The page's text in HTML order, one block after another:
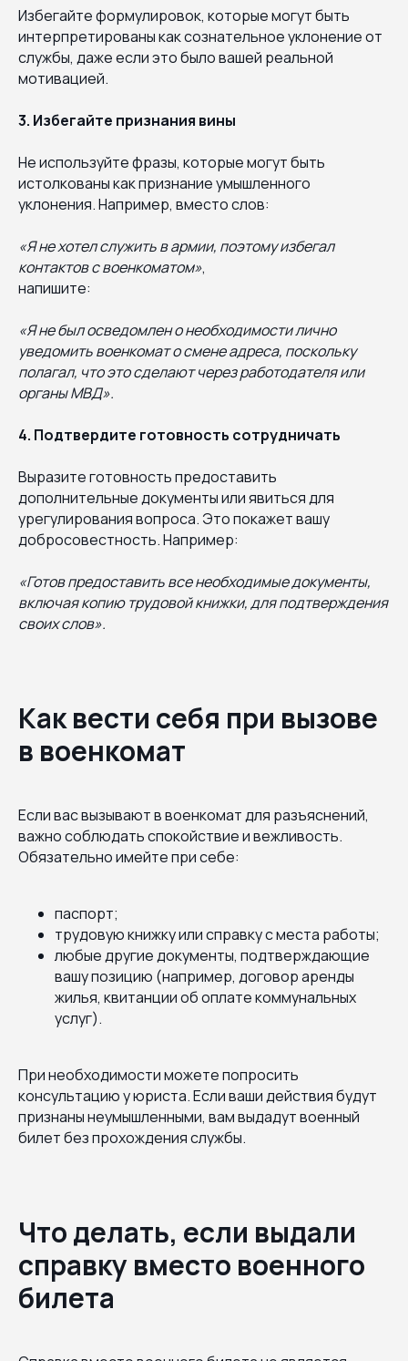
Избегайте формулировок, которые могут быть
интерпретированы как сознательное уклонение от
службы, даже если это было вашей реальной
мотивацией.
3. Избегайте признания вины
Не используйте фразы, которые могут быть
истолкованы как признание умышленного
уклонения. Например, вместо слов:
«Я не хотел служить в армии, поэтому избегал
контактов с военкоматом»,
напишите:
«Я не был осведомлен о необходимости лично
уведомить военкомат о смене адреса, поскольку
полагал, что это сделают через работодателя или
органы МВД».
4. Подтвердите готовность сотрудничать
Выразите готовность предоставить
дополнительные документы или явиться для
урегулирования вопроса. Это покажет вашу
добросовестность. Например:
«Готов предоставить все необходимые документы,
включая копию трудовой книжки, для подтверждения
своих слов».
Как вести себя при вызове
в военкомат
Если вас вызывают в военкомат для разъяснений,
важно соблюдать спокойствие и вежливость.
Обязательно имейте при себе:
паспорт;
трудовую книжку или справку с места работы;
любые другие документы, подтверждающие
вашу позицию (например, договор аренды
жилья, квитанции об оплате коммунальных
услуг).
При необходимости можете попросить
консультацию у юриста. Если ваши действия будут
признаны неумышленными, вам выдадут военный
билет без прохождения службы.
Что делать, если выдали
справку вместо военного
билета